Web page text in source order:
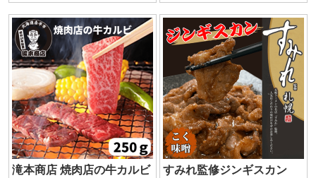
滝本商店 焼肉店の牛カルビ
すみれ監修ジンギスカン